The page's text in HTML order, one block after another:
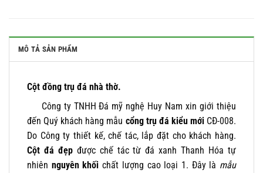
MÔ TẢ SẢN PHẨM
Cột đồng trụ đá nhà thờ.
Công ty TNHH Đá mỹ nghệ Huy Nam xin giới thiệu
đến Quý khách hàng mẫu cổng trụ đá kiểu mớiCĐ-008.
Do Công ty thiết kế, chế tác, lắp đặt cho khách hàng.
Cột đá đẹpđược chế tác từ đá xanh Thanh Hóa tự
nhiên nguyên khối chất lượng cao loại 1. Đây là mẫu